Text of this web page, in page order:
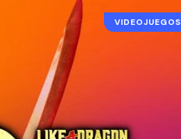
RESEÑAS
VIDEOJUEGOS